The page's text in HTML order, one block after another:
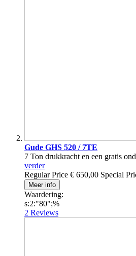
Gude GHS 520 / 7TE
7 Ton drukkracht en een gratis
verder
Regular Price € 650,00 Special
Meer info
Waardering:
s:2:"80";%
2 Reviews